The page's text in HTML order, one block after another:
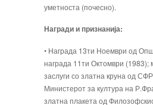
уметноста (почесно).
Награди и признанија:
• Награда 13ти Ноември од
награда 11ти Октомври (1983);
заслуги со златна круна од
Министерот за култура на
златна плакета од